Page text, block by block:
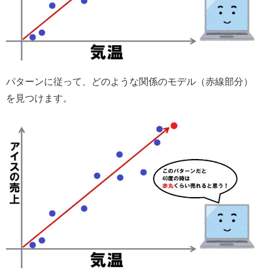
パターンに従って、どのような関係のモデル（赤線部分）
を見つけます。